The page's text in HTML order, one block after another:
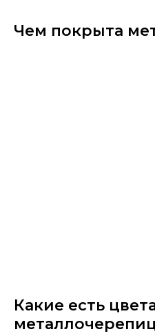
Чем покрыта
Какие есть